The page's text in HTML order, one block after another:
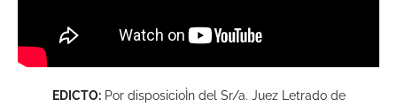
EDICTO:Por disposicioÌn del Sr/a. Juez Letrado de